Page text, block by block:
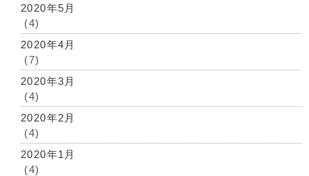
2020年5月
(4)
2020年4月
(7)
2020年3月
(4)
2020年2月
(4)
2020年1月
(4)